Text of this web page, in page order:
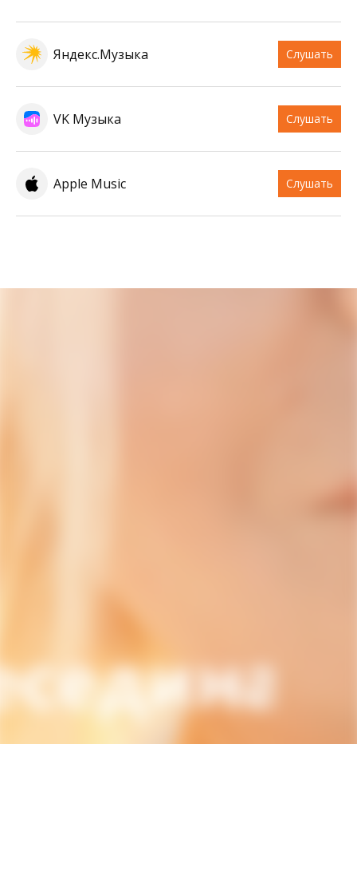
Яндекс.Музыка Слушать
VK Музыка Слушать
Apple Music Слушать